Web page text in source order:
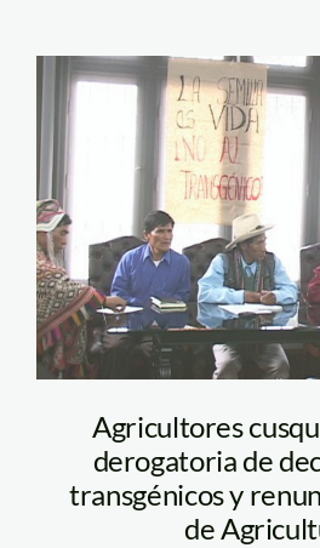
Agricultores
derogatoria de
transgénicos y
de